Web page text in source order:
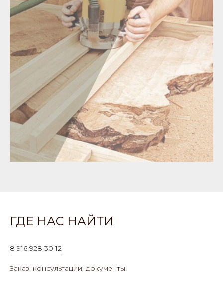
ГДЕ НАС НАЙТИ
8 916 928 30 12
Заказ, консультации, документы.